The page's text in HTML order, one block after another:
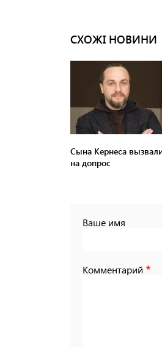
СХОЖІ НОВИНИ
Сына Кернеса
на допрос
Ваше имя
Комментарий